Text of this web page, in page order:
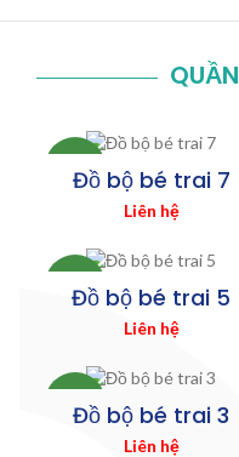
MỚI
Đồ bộ bé trai 7
Liên hệ
MỚI
Đồ bộ bé trai 5
Liên hệ
MỚI
Đồ bộ bé trai 3
Liên hệ